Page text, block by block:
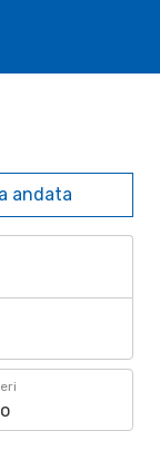
andata